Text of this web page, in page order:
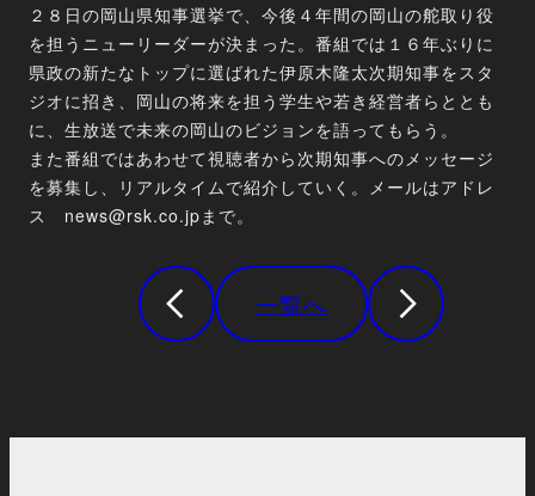
２８日の岡山県知事選挙で、今後４年間の岡山の舵取り役
を担うニューリーダーが決まった。番組では１６年ぶりに
県政の新たなトップに選ばれた伊原木隆太次期知事をスタ
ジオに招き、岡山の将来を担う学生や若き経営者らととも
に、生放送で未来の岡山のビジョンを語ってもらう。
また番組ではあわせて視聴者から次期知事へのメッセージ
を募集し、リアルタイムで紹介していく。メールはアドレ
ス news@rsk.co.jpまで。
一覧へ